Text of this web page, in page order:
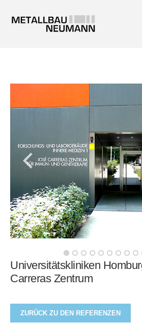
Universitätskliniken
Carreras Zentrum
ZURÜCK ZU DEN REFERENZEN